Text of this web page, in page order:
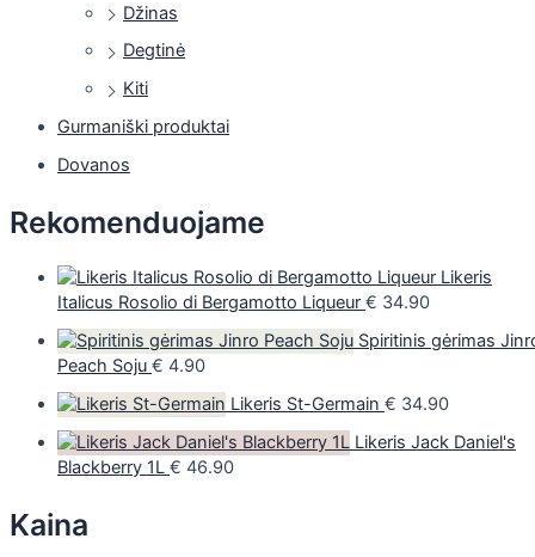
Džinas
Degtinė
Kiti
Gurmaniški produktai
Dovanos
Rekomenduojame
Likeris
Italicus Rosolio di Bergamotto Liqueur € 34.90
Spiritinis gėrimas
Peach Soju € 4.90
Likeris St-Germain € 34.90
Likeris Jack Daniel's
Blackberry 1L € 46.90
Kaina